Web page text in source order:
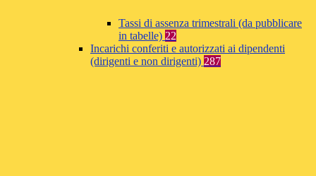
Tassi di assenza trimestrali (da pubblicare
in tabelle) 22
Incarichi conferiti e autorizzati ai dipendenti
(dirigenti e non dirigenti) 287